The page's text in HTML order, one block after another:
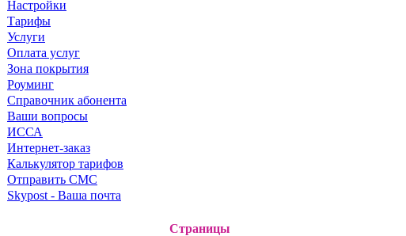
Настройки
Тарифы
Услуги
Оплата услуг
Зона покрытия
Роуминг
Справочник абонента
Ваши вопросы
ИССА
Интернет-заказ
Калькулятор тарифов
Отправить СМС
Skypost - Ваша почта
Страницы